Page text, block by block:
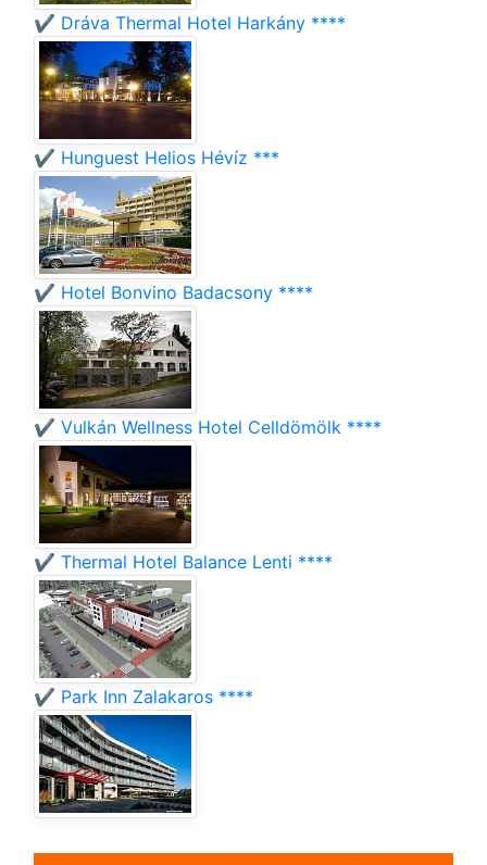
✔️ Dráva Thermal Hotel Harkány ****
✔️ Hunguest Helios Hévíz ***
✔️ Hotel Bonvino Badacsony ****
✔️ Vulkán Wellness Hotel Celldömölk ****
✔️ Thermal Hotel Balance Lenti ****
✔️ Park Inn Zalakaros ****